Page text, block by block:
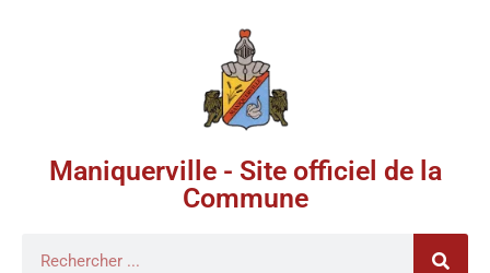
Maniquerville - Site officiel de la
Commune